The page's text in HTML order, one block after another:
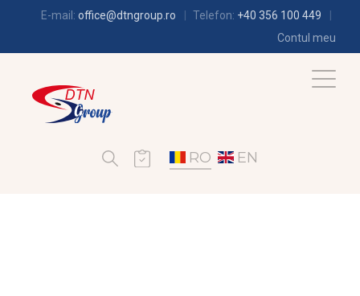
E-mail: office@dtngroup.ro Telefon: +40 356 100 449
Contul meu
RO EN